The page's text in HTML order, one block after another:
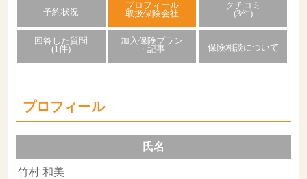
予約状況
プロフィール
取扱保険会社
クチコミ
(3件)
回答した質問
(1件)
加入保険プラン
・記事
保険相談について
プロフィール
氏名
竹村 和美